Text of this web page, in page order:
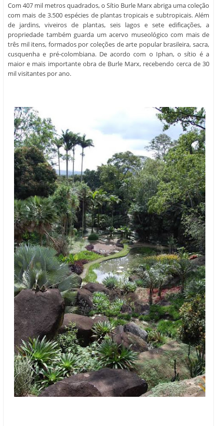
Com 407 mil metros quadrados, o Sítio Burle Marx abriga uma coleção
com mais de 3.500 espécies de plantas tropicais e subtropicais. Além
de jardins, viveiros de plantas, seis lagos e sete edificações, a
propriedade também guarda um acervo museológico com mais de
três mil itens, formados por coleções de arte popular brasileira, sacra,
cusquenha e pré-colombiana. De acordo com o Iphan, o sítio é a
maior e mais importante obra de Burle Marx, recebendo cerca de 30
mil visitantes por ano.